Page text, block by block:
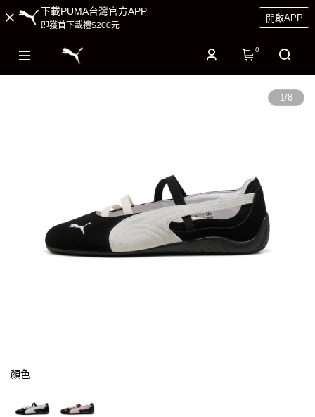
下載PUMA台灣官方APP
即獲首下載禮$200元
開啟APP
0
1/8
顏色